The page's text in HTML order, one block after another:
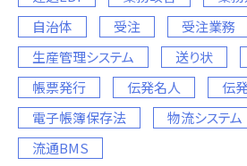
自治体
受注 受注業務
生産管理システム
送り状
帳票発行
伝発名人
伝
電子帳簿保存法
物流システム
流通BMS